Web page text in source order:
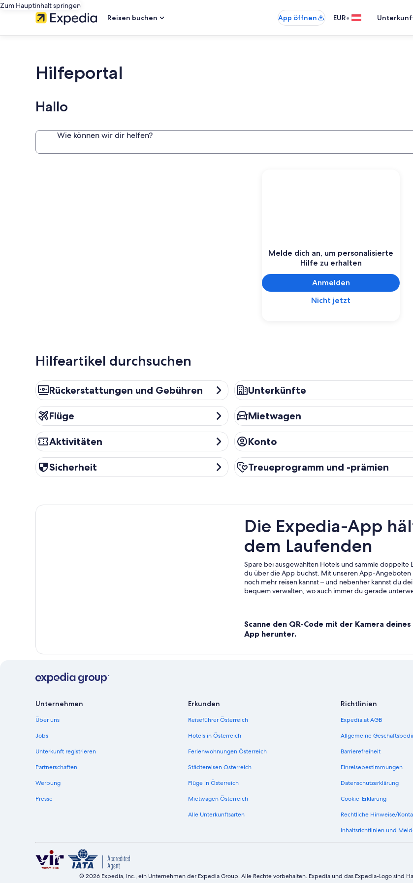
Zum Hauptinhalt springen
Reisen buchen
App öffnen EUR•
Hilfeportal
Hallo
Wie können wir dir helfen?
Melde dich an, um personalisierte
Hilfe zu erhalten
Anmelden
Nicht jetzt
Hilfeartikel durchsuchen
Rückerstattungen und Gebühren
Rückerstattungen und Gebühren Unterkünfte
Unterkünfte
Flüge
Flüge Mietwagen
Mietwagen
Aktivitäten
Aktivitäten Konto
Konto
Sicherheit
Sicherheit Treueprogramm und -prämien
Treueprogramm und -prämien
Die Expedia-App
dem Laufenden
Spare bei ausgewählten Hotels und sammle doppelte
du über die App buchst. Mit unseren App-Angeboten
noch mehr reisen kannst – und nebenher kannst du
bequem verwalten, wo auch immer du gerade
Scanne den QR-Code mit der Kamera
App herunter.
Unternehmen
Über uns
Jobs
Unterkunft registrieren
Partnerschaften
Werbung
Presse
Erkunden
Reiseführer Österreich
Hotels in Österreich
Ferienwohnungen Österreich
Städtereisen Österreich
Flüge in Österreich
Mietwagen Österreich
Alle Unterkunftsarten
Richtlinien
Expedia.at AGB
Allgemeine
Barrierefreiheit
Einreisebestimmungen
Datenschutzerklärung
Cookie-Erklärung
Rechtliche Hinweise/
Inhaltsrichtlinien und
© 2026 Expedia, Inc., ein Unternehmen der Expedia Group. Alle Rechte vorbehalten. Expedia und das Expedia-Logo sind